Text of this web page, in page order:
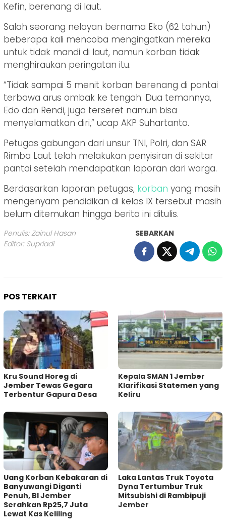
Kefin, berenang di laut.
Salah seorang nelayan bernama Eko (62 tahun)
beberapa kali mencoba mengingatkan mereka
untuk tidak mandi di laut, namun korban tidak
menghiraukan peringatan itu.
“Tidak sampai 5 menit korban berenang di pantai
terbawa arus ombak ke tengah. Dua temannya,
Edo dan Rendi, juga terseret namun bisa
menyelamatkan diri,” ucap AKP Suhartanto.
Petugas gabungan dari unsur TNI, Polri, dan SAR
Rimba Laut telah melakukan penyisiran di sekitar
pantai setelah mendapatkan laporan dari warga.
Berdasarkan laporan petugas, korban yang masih
mengenyam pendidikan di kelas IX tersebut masih
belum ditemukan hingga berita ini ditulis.
Penulis: Zainul Hasan
Editor: Supriadi
SEBARKAN
POS TERKAIT
Kru Sound Horeg di
Jember Tewas Gegara
Terbentur Gapura Desa
Kepala SMAN 1 Jember
Klarifikasi Statemen yang
Keliru
Uang Korban Kebakaran di
Banyuwangi Diganti
Penuh, BI Jember
Serahkan Rp25,7 Juta
Lewat Kas Keliling
Laka Lantas Truk Toyota
Dyna Tertumbur Truk
Mitsubishi di Rambipuji
Jember